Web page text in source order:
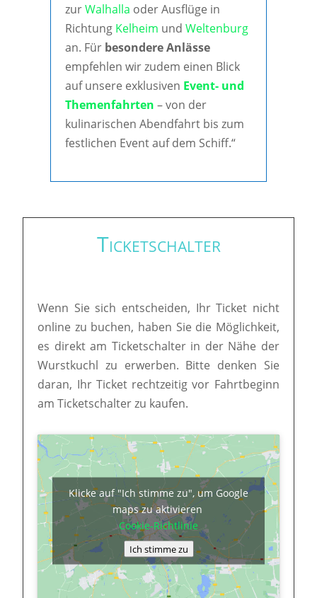
zurWalhalla oder Ausflüge in
Richtung Kelheim und Weltenburg
an. Für besondere Anlässe
empfehlen wir zudem einen Blick
auf unsere exklusiven Event- und
Themenfahrten – von der
kulinarischen Abendfahrt bis zum
festlichen Event auf dem Schiff.“
Ticketschalter
Wenn Sie sich entscheiden, Ihr Ticket nicht
online zu buchen, haben Sie die Möglichkeit,
es direkt am Ticketschalter in der Nähe der
Wurstkuchl zu erwerben. Bitte denken Sie
daran, Ihr Ticket rechtzeitig vor Fahrtbeginn
am Ticketschalter zu kaufen.
Klicke auf "Ich stimme zu", um Google
maps zu aktivieren
Cookie-Richtlinie
Ich stimme zu